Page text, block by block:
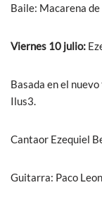
Baile: Macarena de
Viernes 10 julio:
Basada en el
Ilus3.
Cantaor Ezequiel
Guitarra: Paco